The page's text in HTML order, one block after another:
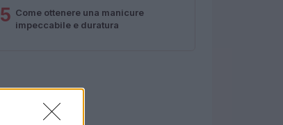
5 Come ottenere una manicure
impeccabile e duratura